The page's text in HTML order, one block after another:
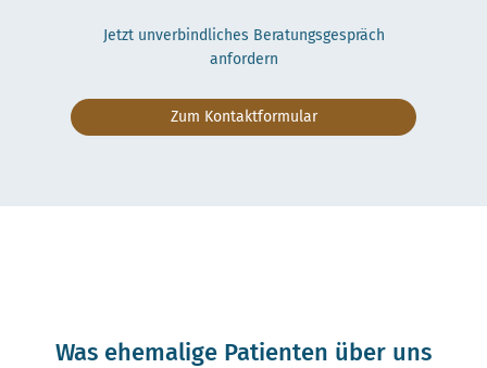
Jetzt unverbindliches Beratungsgespräch
anfordern
Zum Kontaktformular
Was ehemalige Patienten über uns